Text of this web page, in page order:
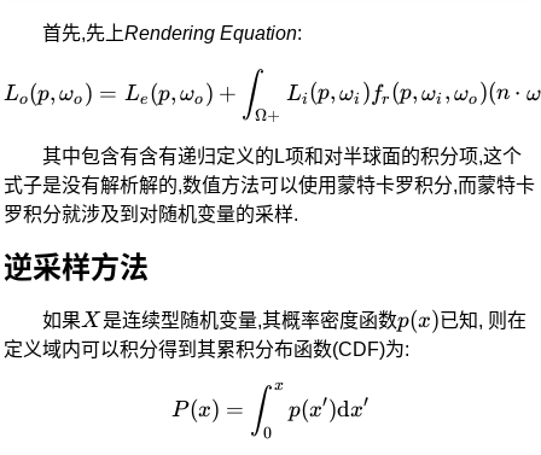
首先,先上Rendering Equation:
L_o(p,\omega_o) =
Lo(p, ωo ) = Le (p, ωo ) + ∫Ω+
Li (p, ωi ) fr (p, ωi , ωo )(n ⋅ ω
其中包含有含有递归定义的L项和对半球面的积分项,这个
式子是没有解析解的,数值方法可以使用蒙特卡罗积分,而蒙特卡
罗积分就涉及到对随机变量的采样.
逆采样方法
如果X
X 是连续型随机变量,其概率密度函数p(x)
p(x)已知, 则在
定义域内可以积分得到其累积分布函数(CDF)为:
P(x) = \int_0^x
P(x) = ∫0
x
p(x′)dx′